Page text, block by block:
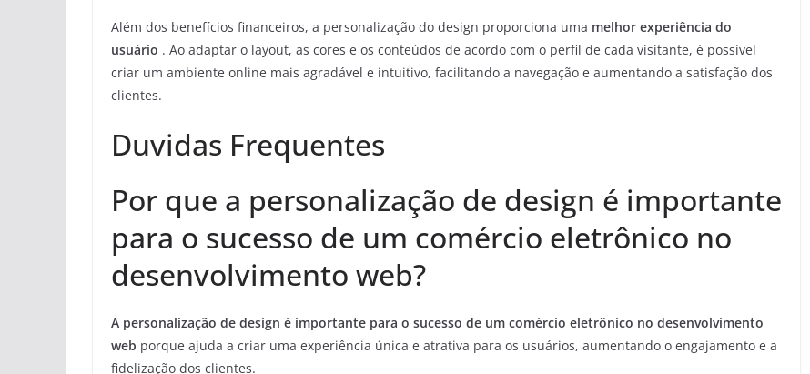
Além dos benefícios financeiros, a personalização do design proporciona uma melhor experiência do
usuário . Ao adaptar o layout, as cores e os conteúdos de acordo com o perfil de cada visitante, é possível
criar um ambiente online mais agradável e intuitivo, facilitando a navegação e aumentando a satisfação dos
clientes.
Duvidas Frequentes
Por que a personalização de design é importante
para o sucesso de um comércio eletrônico no
desenvolvimento web?
A personalização de design é importante para o sucesso de um comércio eletrônico no desenvolvimento
web porque ajuda a criar uma experiência única e atrativa para os usuários, aumentando o engajamento e a
fidelização dos clientes.